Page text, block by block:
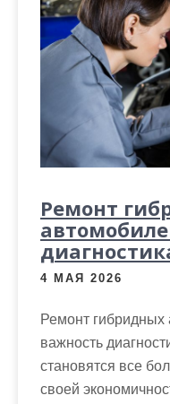
Ремонт
4 МАЯ 2026
Ремонт гибридных
важность
становятся все
своей